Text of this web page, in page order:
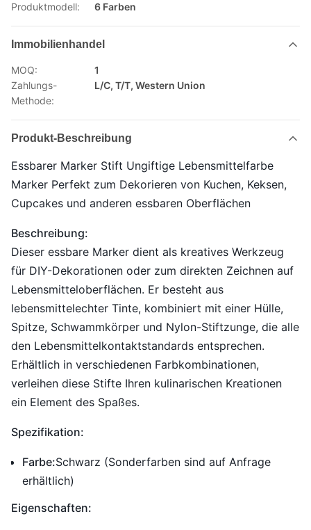
Produktmodell:
6 Farben
Immobilienhandel
MOQ:
1
Zahlungs-
Methode:
L/C, T/T, Western Union
Produkt-Beschreibung
Essbarer Marker Stift Ungiftige Lebensmittelfarbe
Marker Perfekt zum Dekorieren von Kuchen, Keksen,
Cupcakes und anderen essbaren Oberflächen
Beschreibung:
Dieser essbare Marker dient als kreatives Werkzeug
für DIY-Dekorationen oder zum direkten Zeichnen auf
Lebensmitteloberflächen. Er besteht aus
lebensmittelechter Tinte, kombiniert mit einer Hülle,
Spitze, Schwammkörper und Nylon-Stiftzunge, die alle
den Lebensmittelkontaktstandards entsprechen.
Erhältlich in verschiedenen Farbkombinationen,
verleihen diese Stifte Ihren kulinarischen Kreationen
ein Element des Spaßes.
Spezifikation:
Farbe:Schwarz (Sonderfarben sind auf Anfrage
erhältlich)
Eigenschaften: